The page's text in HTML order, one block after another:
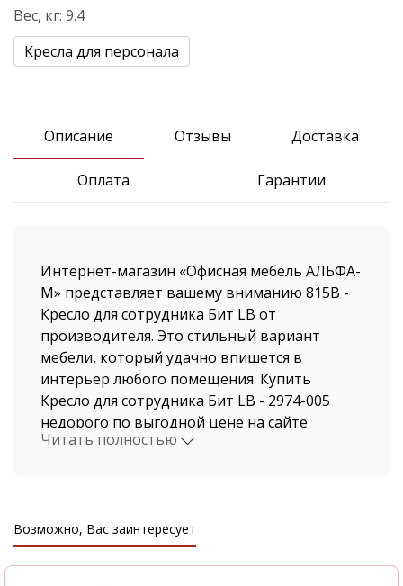
Вес, кг: 9.4
Кресла для персонала
Описание Отзывы Доставка
Оплата Гарантии
Интернет-магазин «Офисная мебель АЛЬФА-
М» представляет вашему вниманию 815B -
Кресло для сотрудника Бит LB от
производителя. Это стильный вариант
мебели, который удачно впишется в
интерьер любого помещения. Купить
Кресло для сотрудника Бит LB - 2974-005
недорого по выгодной цене на сайте
нашего магазина, можно не выходя из дома.
компании.
Читать полностью
Возможно, Вас заинтересует